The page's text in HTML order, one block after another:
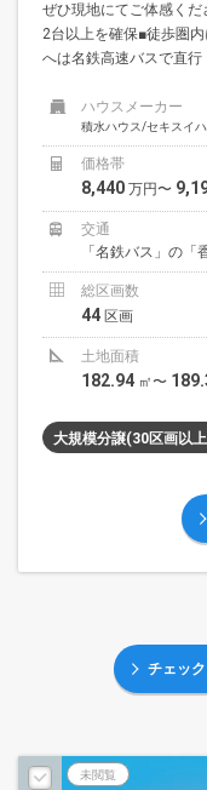
ぜひ現地にてご体感く
2台以上を確保■徒歩圏
へは名鉄高速バスで直行
ハウスメーカー
積水ハウス/セキスイ
価格帯
8,440 万円〜
交通
「名鉄バス」の「
総区画数
44 区画
土地面積
182.94 ㎡〜
大規模分譲(30区画以
チェッ
未閲覧